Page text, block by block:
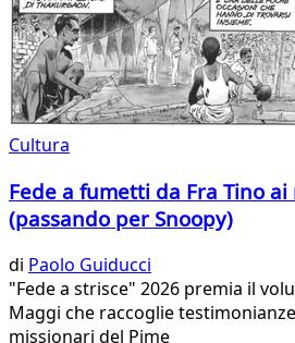
Cultura
Fede a fumetti da Fra Tino
(passando per Snoopy)
di Paolo Guiducci
"Fede a strisce" 2026 premia il
Maggi che raccoglie
missionari del Pime